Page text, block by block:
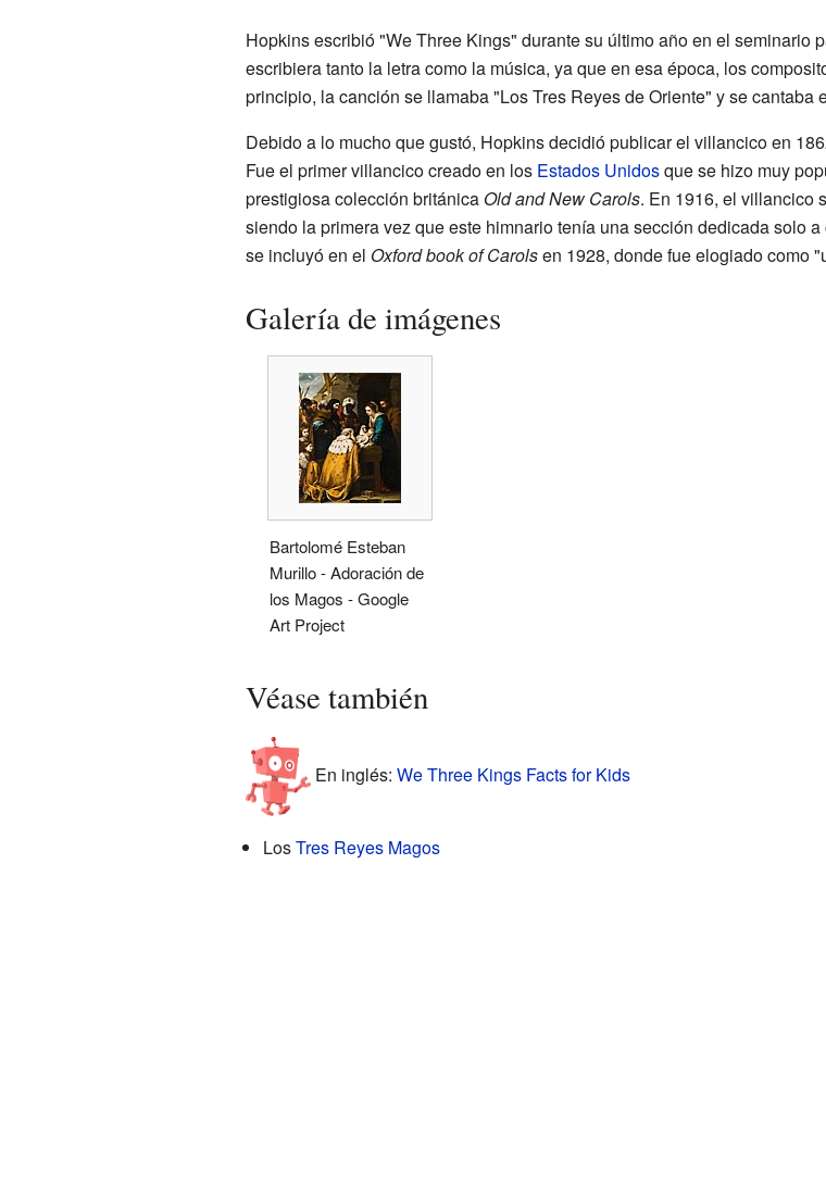
Hopkins escribió "We Three Kings" durante su último año en el seminario
escribiera tanto la letra como la música, ya que en esa época, los
principio, la canción se llamaba "Los Tres Reyes de Oriente" y se cantaba
Debido a lo mucho que gustó, Hopkins decidió publicar el villancico en
Fue el primer villancico creado en los Estados Unidosque se hizo muy
prestigiosa colección británica Old and New Carols. En 1916, el villancico
siendo la primera vez que este himnario tenía una sección dedicada solo
se incluyó en el Oxford book of Carolsen 1928, donde fue elogiado como
Galería de imágenes
Bartolomé Esteban
Murillo - Adoración de
los Magos - Google
Art Project
Véase también
En inglés: We Three Kings Facts for Kids
LosTres Reyes Magos